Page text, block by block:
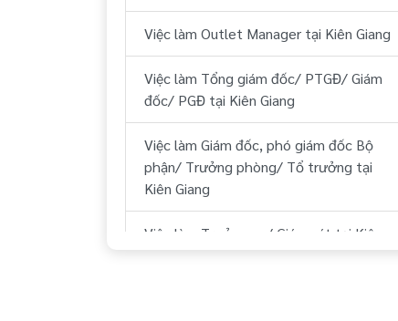
Việc làm Huyện Phú Quốc Kiên Giang
Việc làm Huyện Kiên Hải Kiên Giang
Việc làm Huyện U Minh Thượng Kiên
Giang
Việc làm Huyện Giang Thành Kiên Giang
Việc làm Outlet Manager tại Kiên Giang
Việc làm Tổng giám đốc/ PTGĐ/ Giám
đốc/ PGĐ tại Kiên Giang
Việc làm Giám đốc, phó giám đốc Bộ
phận/ Trưởng phòng/ Tổ trưởng tại
Kiên Giang
Việc làm Trưởng ca/ Giám sát tại Kiên